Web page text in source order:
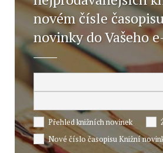
novém čísle
novinky do Vašeho
Přehled knižních novinek
Nové číslo časopisu Knižní